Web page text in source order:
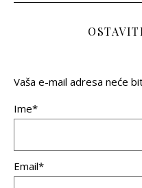
Vaša e-mail adresa neće
Ime*
Email*